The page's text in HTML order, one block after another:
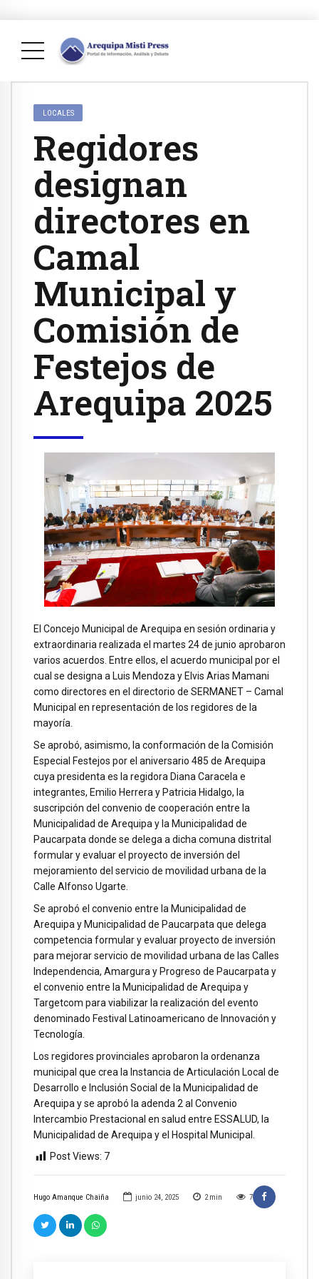
Hugo Amanque Chaiña junio 24, 2025 2 min 7
LOCALES
Regidores
designan
directores en
Camal
Municipal y
Comisión de
Festejos de
Arequipa 2025
El Concejo Municipal de Arequipa en sesión ordinaria y
extraordinaria realizada el martes 24 de junio aprobaron
varios acuerdos. Entre ellos, el acuerdo municipal por el
cual se designa a Luis Mendoza y Elvis Arias Mamani
como directores en el directorio de SERMANET – Camal
Municipal en representación de los regidores de la
mayoría.
Se aprobó, asimismo, la conformación de la Comisión
Especial Festejos por el aniversario 485 de Arequipa
cuya presidenta es la regidora Diana Caracela e
integrantes, Emilio Herrera y Patricia Hidalgo, la
suscripción del convenio de cooperación entre la
Municipalidad de Arequipa y la Municipalidad de
Paucarpata donde se delega a dicha comuna distrital
formular y evaluar el proyecto de inversión del
mejoramiento del servicio de movilidad urbana de la
Calle Alfonso Ugarte.
Se aprobó el convenio entre la Municipalidad de
Arequipa y Municipalidad de Paucarpata que delega
competencia formular y evaluar proyecto de inversión
para mejorar servicio de movilidad urbana de las Calles
Independencia, Amargura y Progreso de Paucarpata y
el convenio entre la Municipalidad de Arequipa y
Targetcom para viabilizar la realización del evento
denominado Festival Latinoamericano de Innovación y
Tecnología.
Los regidores provinciales aprobaron la ordenanza
municipal que crea la Instancia de Articulación Local de
Desarrollo e Inclusión Social de la Municipalidad de
Arequipa y se aprobó la adenda 2 al Convenio
Intercambio Prestacional en salud entre ESSALUD, la
Municipalidad de Arequipa y el Hospital Municipal.
Post Views: 7